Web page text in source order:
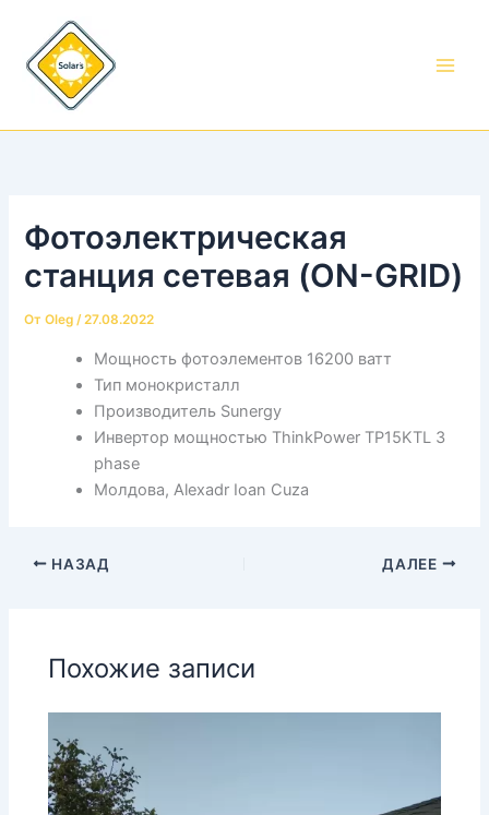
содержимому
Фотоэлектрическая
станция сетевая (ON-GRID)
ОтOleg/27.08.2022
Мощность фотоэлементов 16200 ватт
Тип монокристалл
Производитель Sunergy
Инвертор мощностью ThinkPower TP15KTL 3
phase
Молдова, Alexadr Ioan Cuza
НАЗАД ДАЛЕЕ
Похожие записи